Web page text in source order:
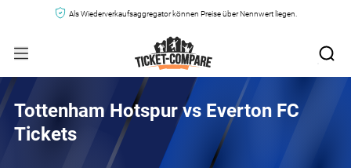
Als Wiederverkaufsaggregator können Preise über Nennwert liegen.
Tottenham Hotspur vs Everton FC
Tickets